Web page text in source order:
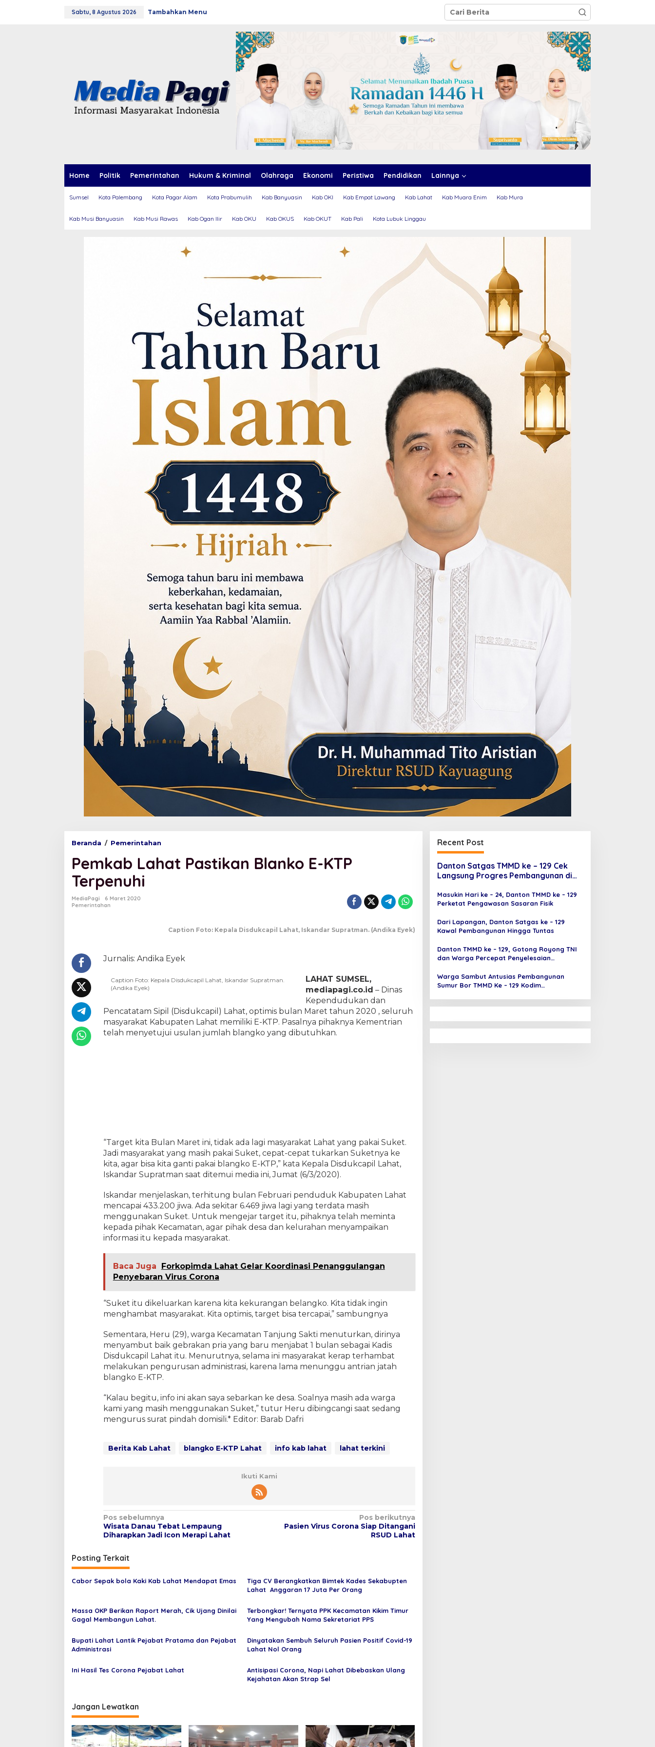
Sabtu, 8 Agustus 2026 Tambahkan Menu
Home Politik Pemerintahan Hukum & Kriminal Olahraga Ekonomi Peristiwa Pendidikan Lainnya
Sumsel Kota Palembang Kota Pagar Alam Kota Prabumulih Kab Banyuasin Kab OKI Kab Empat Lawang Kab Lahat Kab Muara Enim Kab Mura
Kab Musi Banyuasin Kab Musi Rawas Kab Ogan Ilir Kab OKU Kab OKUS Kab OKUT Kab Pali Kota Lubuk Linggau
Beranda / Pemerintahan
m
k
s
k
B
l
a
n
e
n
u
h
i
Pemkab Lahat Pastikan Blanko E-KTP
Terpenuhi
MediaPagi
6 Maret 2020
Pemerintahan
Caption Foto: Kepala Disdukcapil Lahat, Iskandar Supratman. (Andika Eyek)
Jurnalis: Andika Eyek
Caption Foto: Kepala Disdukcapil Lahat, Iskandar Supratman.
(Andika Eyek)
LAHAT SUMSEL,
mediapagi.co.id – Dinas
Kependudukan dan
Pencatatam Sipil (Disdukcapil) Lahat, optimis bulan Maret tahun 2020 , seluruh
masyarakat Kabupaten Lahat memiliki E-KTP. Pasalnya pihaknya Kementrian
telah menyetujui usulan jumlah blangko yang dibutuhkan.
“Target kita Bulan Maret ini, tidak ada lagi masyarakat Lahat yang pakai Suket.
Jadi masyarakat yang masih pakai Suket, cepat-cepat tukarkan Suketnya ke
kita, agar bisa kita ganti pakai blangko E-KTP,” kata Kepala Disdukcapil Lahat,
Iskandar Supratman saat ditemui media ini, Jumat (6/3/2020).
Iskandar menjelaskan, terhitung bulan Februari penduduk Kabupaten Lahat
mencapai 433.200 jiwa. Ada sekitar 6.469 jiwa lagi yang terdata masih
menggunakan Suket. Untuk mengejar target itu, pihaknya telah meminta
kepada pihak Kecamatan, agar pihak desa dan kelurahan menyampaikan
informasi itu kepada masyarakat.
Baca Juga
Forkopimda Lahat Gelar Koordinasi Penanggulangan
Penyebaran Virus Corona
“Suket itu dikeluarkan karena kita kekurangan belangko. Kita tidak ingin
menghambat masyarakat. Kita optimis, target bisa tercapai,” sambungnya
Sementara, Heru (29), warga Kecamatan Tanjung Sakti menuturkan, dirinya
menyambut baik gebrakan pria yang baru menjabat 1 bulan sebagai Kadis
Disdukcapil Lahat itu. Menurutnya, selama ini masyarakat kerap terhambat
melakukan pengurusan administrasi, karena lama menunggu antrian jatah
blangko E-KTP.
“Kalau begitu, info ini akan saya sebarkan ke desa. Soalnya masih ada warga
kami yang masih menggunakan Suket,” tutur Heru dibingcangi saat sedang
mengurus surat pindah domisili.* Editor: Barab Dafri
Berita Kab Lahat blangko E-KTP Lahat info kab lahat lahat terkini
Ikuti Kami
N
a
i
g
a
i
o
s
Pos sebelumnya
Wisata Danau Tebat Lempaung
Diharapkan Jadi Icon Merapi Lahat
Pos berikutnya
Pasien Virus Corona Siap Ditangani
RSUD Lahat
Posting Terkait
Cabor Sepak bola Kaki Kab Lahat Mendapat Emas
Tiga CV Berangkatkan Bimtek Kades Sekabupten
Lahat Anggaran 17 Juta Per Orang
Massa OKP Berikan Raport Merah, Cik Ujang Dinilai
Gagal Membangun Lahat.
Terbongkar! Ternyata PPK Kecamatan Kikim Timur
Yang Mengubah Nama Sekretariat PPS
Bupati Lahat Lantik Pejabat Pratama dan Pejabat
Administrasi
Dinyatakan Sembuh Seluruh Pasien Positif Covid-19
Lahat Nol Orang
Ini Hasil Tes Corona Pejabat Lahat
Antisipasi Corona, Napi Lahat Dibebaskan Ulang
Kejahatan Akan Strap Sel
Jangan Lewatkan
Recent Post
Danton Satgas TMMD ke – 129 Cek
Langsung Progres Pembangunan di
Masukin Hari ke – 24, Danton TMMD ke – 129
Perketat Pengawasan Sasaran Fisik
Dari Lapangan, Danton Satgas ke – 129
Kawal Pembangunan Hingga Tuntas
Danton TMMD ke – 129, Gotong Royong TNI
dan Warga Percepat Penyelesaian
Warga Sambut Antusias Pembangunan
Sumur Bor TMMD Ke – 129 Kodim